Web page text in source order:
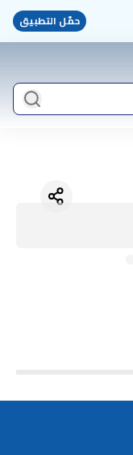
حمّل التطبيق